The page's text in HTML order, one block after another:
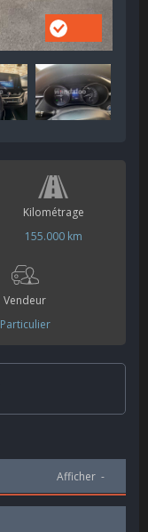
Kilométrage
155.000 km
Vendeur
Particulier
Afficher -